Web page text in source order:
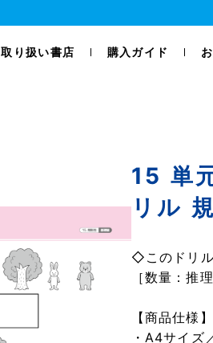
取り扱い書店 購入ガイド
15 単
リル
◇このドリ
［数量：推
【商品仕様】
・A4サイズ